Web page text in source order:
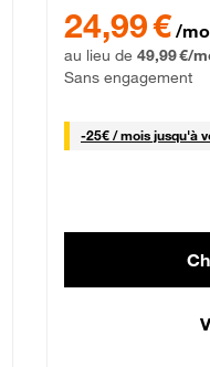
24,99 € /
au lieu de 49,99 €/
Sans engagement
-25€ / mois25 € par
jusqu'à